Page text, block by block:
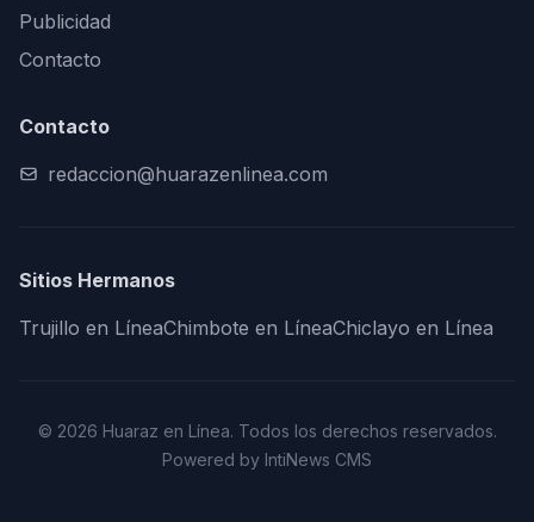
Publicidad
Contacto
Contacto
redaccion@huarazenlinea.com
Sitios Hermanos
Trujillo en LíneaChimbote en LíneaChiclayo en Línea
© 2026 Huaraz en Línea. Todos los derechos reservados.
Powered by IntiNews CMS